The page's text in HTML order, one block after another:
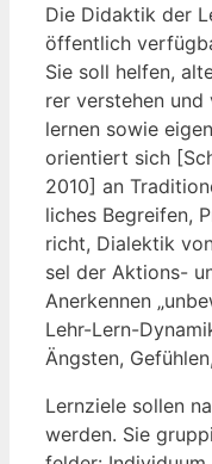
Die Didak­tik der
öffent­lich
Sie soll hel­fen,
rer ver­ste­hen
ler­nen sowie
ori­en­tiert sich
2010] an
li­ches Begrei­fen,
richt, Dia­lek­tik
sel der Akti­ons-
Aner­ken­nen
Lehr-Lern-
Ängs­ten,
Lern­zie­le sol­len
wer­den. Sie